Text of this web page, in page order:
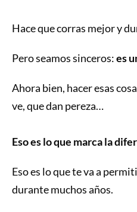
Hace que corras mejor y
Pero seamos sinceros:es
Ahora bien, hacer esas
ve, que dan pereza…
Eso es lo que marca la
Eso es lo que te va a
durante muchos años.